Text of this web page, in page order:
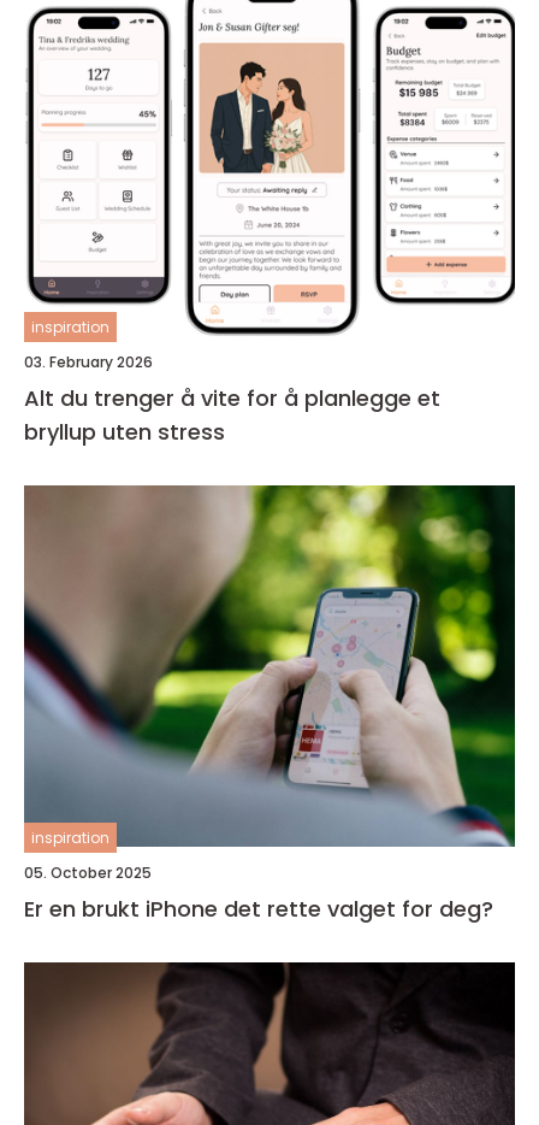
inspiration
03. February 2026
Alt du trenger å vite for å planlegge et
bryllup uten stress
inspiration
05. October 2025
Er en brukt iPhone det rette valget for deg?